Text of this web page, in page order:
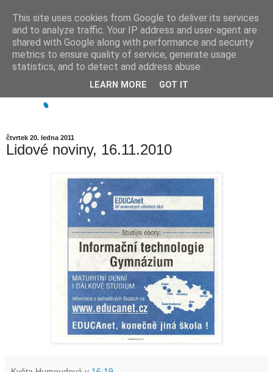
čtvrtek 20. ledna 2011
Lidové noviny, 16.11.2010
This site uses cookies from Google to deliver its services
and to analyze traffic. Your IP address and user-agent are
shared with Google along with performance and security
metrics to ensure quality of service, generate usage
statistics, and to detect and address abuse.
LEARN MORE GOT IT